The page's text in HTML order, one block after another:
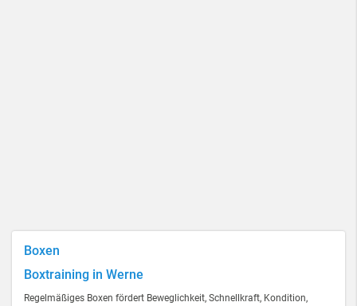
Boxen
Boxtraining in Werne
Regelmäßiges Boxen fördert Beweglichkeit, Schnellkraft, Kondition,